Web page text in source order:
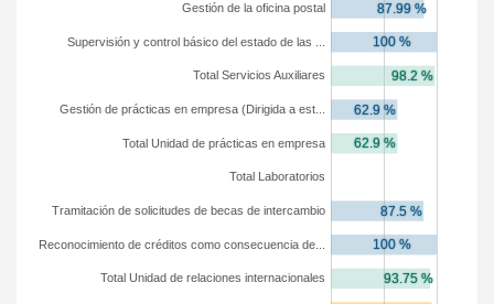
Total Unidad de relaciones internacionales
Reconocimiento de créditos como consecuencia de...
Tramitación de solicitudes de becas de intercambio
Total Laboratorios
Total Unidad de prácticas en empresa
Gestión de prácticas en empresa (Dirigida a est...
Total Servicios Auxiliares
Supervisión y control básico del estado de las ...
Gestión de la oficina postal